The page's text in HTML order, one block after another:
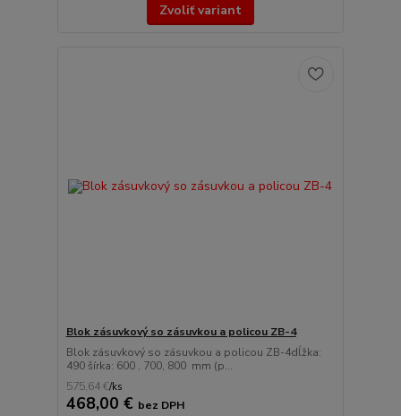
Zvoliť variant
Blok zásuvkový so zásuvkou a policou ZB-4
Blok zásuvkový so zásuvkou a policou ZB-4dĺžka:
490 šírka: 600 , 700, 800 mm (p...
575,64 €/ks
468,00 € bez DPH